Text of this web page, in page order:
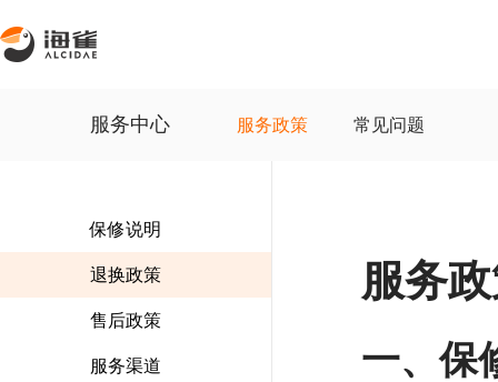
服务中心 服务政策 常见问题
保修说明
退换政策
售后政策
服务渠道
服务
一、保